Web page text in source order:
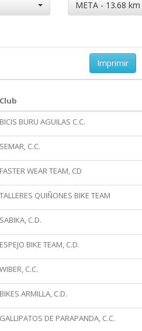
META - 13.68 km
Imprimir
Club
BICIS BURU AGUILAS C.C.
SEMAR, C.C.
FASTER WEAR TEAM, CD
TALLERES QUIÑONES BIKE TEAM
SABIKA, C.D.
ESPEJO BIKE TEAM, C.D.
WIBER, C.C.
BIKES ARMILLA, C.D.
GALLIPATOS DE PARAPANDA, C.C.